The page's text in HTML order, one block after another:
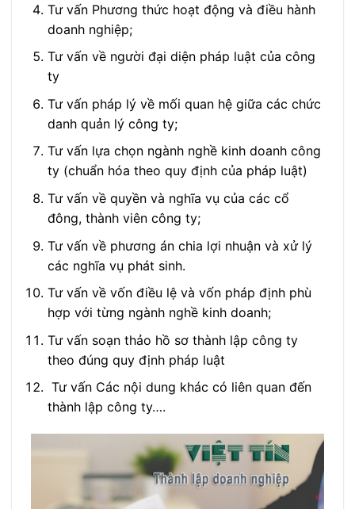
Tư vấn Phương thức hoạt động và điều hành
doanh nghiệp;
Tư vấn về người đại diện pháp luật của công
ty
Tư vấn pháp lý về mối quan hệ giữa các chức
danh quản lý công ty;
Tư vấn lựa chọn ngành nghề kinh doanh công
ty (chuẩn hóa theo quy định của pháp luật)
Tư vấn về quyền và nghĩa vụ của các cổ
đông, thành viên công ty;
Tư vấn về phương án chia lợi nhuận và xử lý
các nghĩa vụ phát sinh.
Tư vấn về vốn điều lệ và vốn pháp định phù
hợp với từng ngành nghề kinh doanh;
Tư vấn soạn thảo hồ sơ thành lập công ty
theo đúng quy định pháp luật
Tư vấn Các nội dung khác có liên quan đến
thành lập công ty….